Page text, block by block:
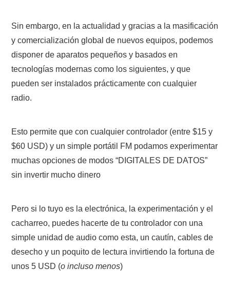
Sin embargo, en la actualidad y gracias a la masificación
y comercialización global de nuevos equipos, podemos
disponer de aparatos pequeños y basados en
tecnologías modernas como los siguientes, y que
pueden ser instalados prácticamente con cualquier
radio.
Esto permite que con cualquier controlador (entre $15 y
$60 USD) y un simple portátil FM podamos experimentar
muchas opciones de modos “DIGITALES DE DATOS”
sin invertir mucho dinero
Pero si lo tuyo es la electrónica, la experimentación y el
cacharreo, puedes hacerte de tu controlador con una
simple unidad de audio como esta, un cautín, cables de
desecho y un poquito de lectura invirtiendo la fortuna de
unos 5 USD (o incluso menos)